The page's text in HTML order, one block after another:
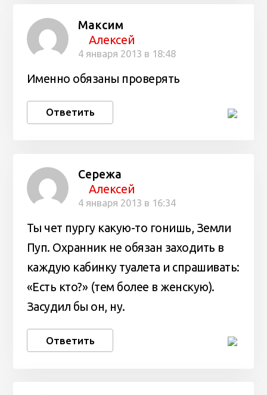
Максим
Алексей
4 января 2013 в 18:48
Именно обязаны проверять
Ответить
Сережа
Алексей
4 января 2013 в 16:34
Ты чет пургу какую-то гонишь, Земли
Пуп. Охранник не обязан заходить в
каждую кабинку туалета и спрашивать:
«Есть кто?» (тем более в женскую).
Засудил бы он, ну.
Ответить